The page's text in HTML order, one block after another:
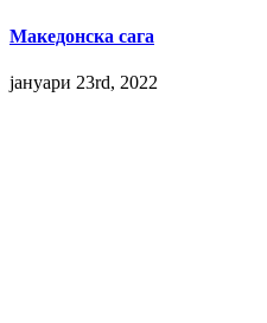
Македонска сага
јануари 23rd, 2022